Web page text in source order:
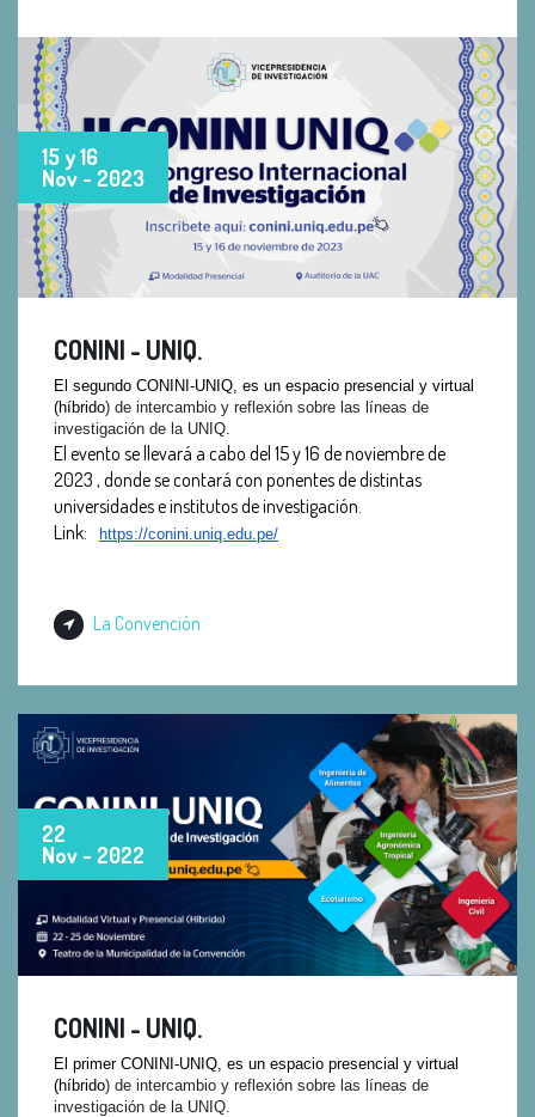
15 y 16
Nov - 2023
CONINI - UNIQ.
El segundo CONINI-UNIQ, es un espacio presencial y virtual
(híbrido) de intercambio y reflexión sobre las líneas de
investigación de la UNIQ.
El evento se llevará a cabo del 15 y 16 de noviembre de
2023 , donde se contará con ponentes de distintas
universidades e institutos de investigación.
Link:
https://conini.uniq.edu.pe/
La Convención
22
Nov - 2022
CONINI - UNIQ.
El primer CONINI-UNIQ, es un espacio presencial y virtual
(híbrido) de intercambio y reflexión sobre las líneas de
investigación de la UNIQ.